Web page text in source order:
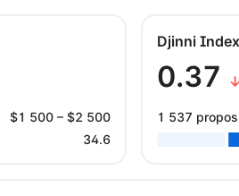
$1 500– $2 500
34.6
Djinni
0.37
1 537